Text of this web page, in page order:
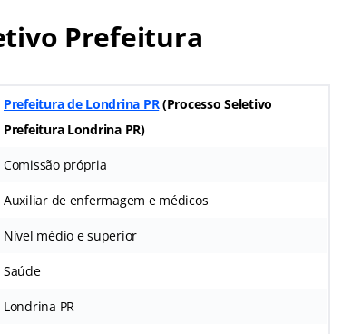
Prefeitura
Prefeitura de Londrina PR(Processo Seletivo
Prefeitura Londrina PR)
Comissão própria
Auxiliar de enfermagem e médicos
Nível médio e superior
Saúde
Londrina PR